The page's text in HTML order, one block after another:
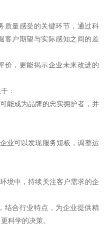
质量感受的关键环节，通过科
客户期望与实际感知之间的差
价，更能揭示企业未来改进的
：
能成为品牌的忠实拥护者，并
业可以发现服务短板，调整运
境中，持续关注客户需求的企
结合行业特点，为企业提供精
科学的决策。